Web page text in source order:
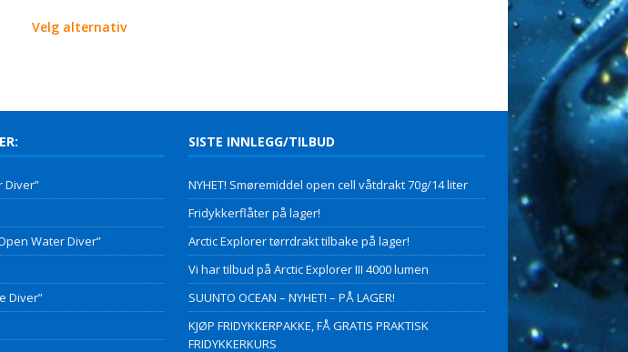
Velg alternativ
Diver”
Water Diver”
Diver”
SISTE INNLEGG/TILBUD
NYHET! Smøremiddel open cell våtdrakt 70g/14 liter
Fridykkerflåter på lager!
Arctic Explorer tørrdrakt tilbake på lager!
Vi har tilbud på Arctic Explorer III 4000 lumen
SUUNTO OCEAN – NYHET! – PÅ LAGER!
KJØP FRIDYKKERPAKKE, FÅ GRATIS PRAKTISK
FRIDYKKERKURS